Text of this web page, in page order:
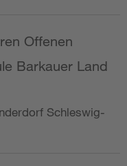
Offenen
Barkauer Land
Schleswig-